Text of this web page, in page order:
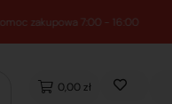
0,00 zł